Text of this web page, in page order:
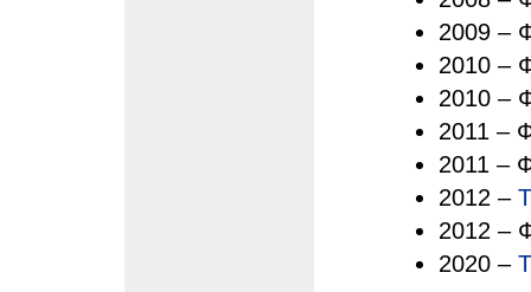
2009 –
2010 –
2010 –
2011 –
2011 –
2012 –
2012 –
2020 –